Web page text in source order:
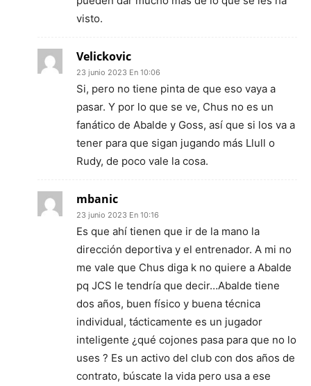
visto.
Velickovic
23 junio 2023 En 10:06
Si, pero no tiene pinta de que eso vaya a
pasar. Y por lo que se ve, Chus no es un
fanático de Abalde y Goss, así que si los va a
tener para que sigan jugando más Llull o
Rudy, de poco vale la cosa.
mbanic
23 junio 2023 En 10:16
Es que ahí tienen que ir de la mano la
dirección deportiva y el entrenador. A mi no
me vale que Chus diga k no quiere a Abalde
pq JCS le tendría que decir…Abalde tiene
dos años, buen físico y buena técnica
individual, tácticamente es un jugador
inteligente ¿qué cojones pasa para que no lo
uses ? Es un activo del club con dos años de
contrato, búscate la vida pero usa a ese